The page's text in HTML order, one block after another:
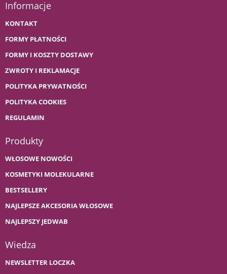
Informacje
KONTAKT
FORMY PŁATNOŚCI
FORMY I KOSZTY DOSTAWY
ZWROTY I REKLAMACJE
POLITYKA PRYWATNOŚCI
POLITYKA COOKIES
REGULAMIN
Produkty
WŁOSOWE NOWOŚCI
KOSMETYKI MOLEKULARNE
BESTSELLERY
NAJLEPSZE AKCESORIA WŁOSOWE
NAJLEPSZY JEDWAB
Wiedza
NEWSLETTER LOCZKA